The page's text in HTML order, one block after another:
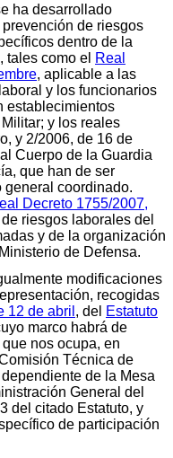
ha desarrollado
de riesgos
dentro de la
tales como el Real
, aplicable a las
y los funcionarios
establecimientos
y los reales
y 2/2006, de 16 de
Cuerpo de la Guardia
que han de ser
coordinado.
Decreto 1755/2007,
riesgos laborales del
y de la organización
de Defensa.
modificaciones
recogidas
12 de abril , del Estatuto
marco habrá de
nos ocupa, en
Técnica de
de la Mesa
General del
del citado Estatuto, y
de participación